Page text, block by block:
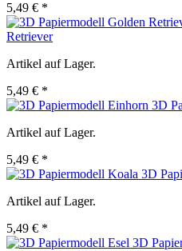
5,49 € *
Retriever
Artikel auf Lager.
5,49 € *
3D
Artikel auf Lager.
5,49 € *
3D
Artikel auf Lager.
5,49 € *
3D